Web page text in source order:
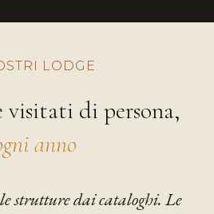
LODGE
visitati di persona,
anno
strutture dai cataloghi. Le